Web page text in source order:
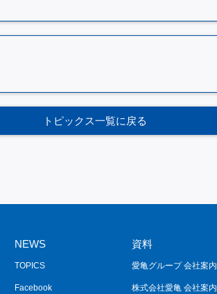
トピックス一覧に戻る
NEWS
TOPICS
Facebook
資料
愛亀グループ 会社案内
株式会社愛亀 会社案内